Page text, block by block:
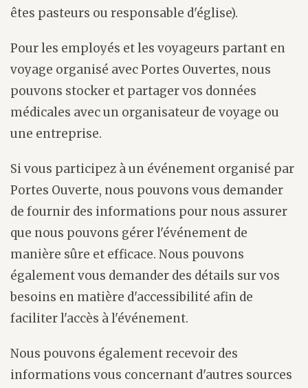
êtes pasteurs ou responsable d'église).
Pour les employés et les voyageurs partant en
voyage organisé avec Portes Ouvertes, nous
pouvons stocker et partager vos données
médicales avec un organisateur de voyage ou
une entreprise.
Si vous participez à un événement organisé par
Portes Ouverte, nous pouvons vous demander
de fournir des informations pour nous assurer
que nous pouvons gérer l'événement de
manière sûre et efficace. Nous pouvons
également vous demander des détails sur vos
besoins en matière d'accessibilité afin de
faciliter l'accès à l'événement.
Nous pouvons également recevoir des
informations vous concernant d'autres sources